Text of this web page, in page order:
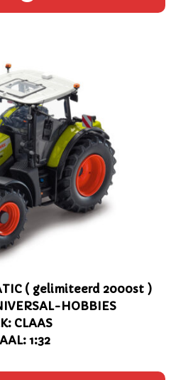
( gelimiteerd 2000st )
HOBBIES
CLAAS
1:32